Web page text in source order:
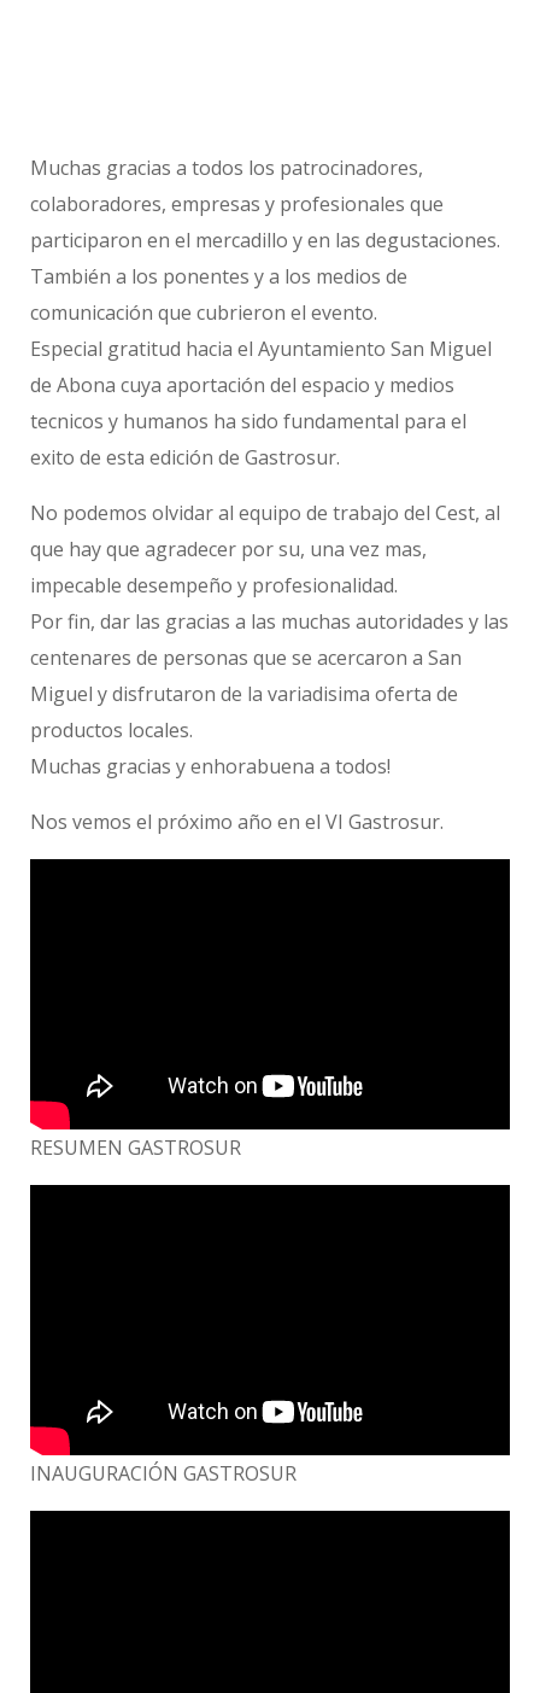
Muchas gracias a todos los patrocinadores,
colaboradores, empresas y profesionales que
participaron en el mercadillo y en las degustaciones.
También a los ponentes y a los medios de
comunicación que cubrieron el evento.
Especial gratitud hacia el Ayuntamiento San Miguel
de Abona cuya aportación del espacio y medios
tecnicos y humanos ha sido fundamental para el
exito de esta edición de Gastrosur.
No podemos olvidar al equipo de trabajo del Cest, al
que hay que agradecer por su, una vez mas,
impecable desempeño y profesionalidad.
Por fin, dar las gracias a las muchas autoridades y las
centenares de personas que se acercaron a San
Miguel y disfrutaron de la variadisima oferta de
productos locales.
Muchas gracias y enhorabuena a todos!
Nos vemos el próximo año en el VI Gastrosur.
RESUMEN GASTROSUR
INAUGURACIÓN GASTROSUR